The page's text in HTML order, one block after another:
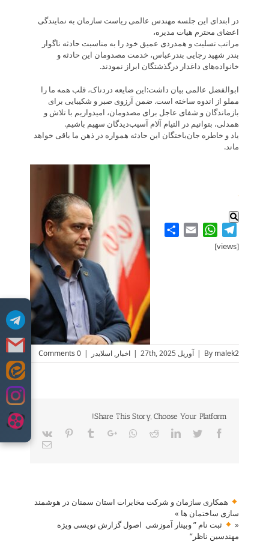
در ابتدای این جلسه مهندس عالمی ریاست سازمان به نمایندگی
اعضای محترم هیات مدیره،
مراتب تسلیت و همدردی عمیق خود را به مناسبت حادثه ناگوار
بندر شهید رجایی بندرعباس، خدمت مصدومان این حادثه و
خانواده‌های داغدار درگذشتگان ابراز نمودند.
ابوالفضل عالمی بیان داشت:این ضایعه دردناک، قلب همه ما را
مملو از اندوه ساخته است. ضمن آرزوی صبر و شکیبایی برای
بازماندگان و شفای عاجل برای مصدومان، امیدواریم با تلاش و
همدلی، بتوانیم در التیام آلام آسیب‌دیدگان سهیم باشیم.
یاد و خاطره جان‌باختگان این حادثه همواره در ذهن ما باقی خواهد
ماند.
.
Telegram
WhatsApp
Email
Share
[views]
By malek2
| آوریل 27th, 2025 | اخبار, اسلایدر |
0 Comments
Share This Story, Choose Your Platform!
Facebook
Twitter
LinkedIn
Reddit
Whatsapp
Google+
Tumblr
Pinterest
Vk
Email
همکاری سازمان و شرکت مخابرات استان سمنان در هوشمند
سازی ساختمان ها »
«
ثبت نام ” وبینار آموزشی اصول گزارش نویسی ویژه
مهندسین ناظر”